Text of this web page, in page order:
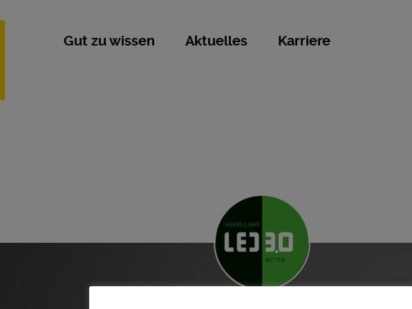
Gut zu wissen Aktuelles Karriere